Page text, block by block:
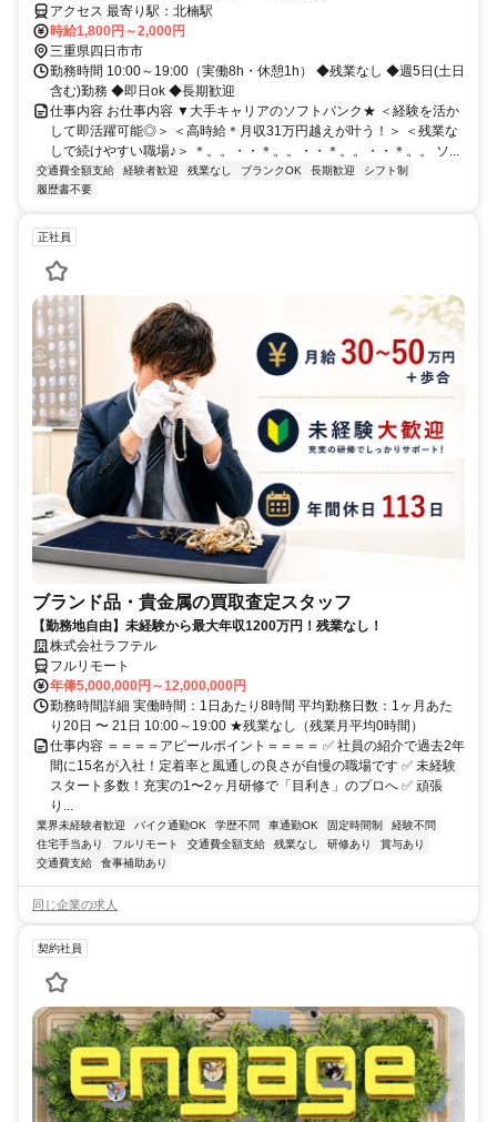
アクセス 最寄り駅：北楠駅
時給1,800円～2,000円
三重県四日市市
勤務時間 10:00～19:00（実働8h・休憩1h） ◆残業なし ◆週5日(土日
含む)勤務 ◆即日ok ◆長期歓迎
仕事内容 お仕事内容 ▼大手キャリアのソフトバンク★ ＜経験を活か
して即活躍可能◎＞ ＜高時給＊月収31万円越えが叶う！＞ ＜残業な
しで続けやすい職場♪＞ ＊。。・・＊。。・・＊。。・・＊。。 ソ...
交通費全額支給 経験者歓迎 残業なし ブランクOK 長期歓迎
シフト制
履歴書不要
正社員
ブランド品・貴金属の買取査定スタッフ
【勤務地自由】未経験から最大年収1200万円！残業なし！
株式会社ラフテル
フルリモート
年俸5,000,000円～12,000,000円
勤務時間詳細 実働時間：1日あたり8時間 平均勤務日数：1ヶ月あた
り20日 〜 21日 10:00～19:00 ★残業なし（残業月平均0時間）
仕事内容 ＝＝＝＝アピールポイント＝＝＝＝ ✅ 社員の紹介で過去2年
間に15名が入社！定着率と風通しの良さが自慢の職場です ✅ 未経験
スタート多数！充実の1〜2ヶ月研修で「目利き」のプロへ ✅ 頑張
り...
業界未経験者歓迎 バイク通勤OK 学歴不問 車通勤OK 固定時間制
経験不問
住宅手当あり
フルリモート 交通費全額支給 残業なし 研修あり
賞与あり
交通費支給
食事補助あり
同じ企業の求人
契約社員